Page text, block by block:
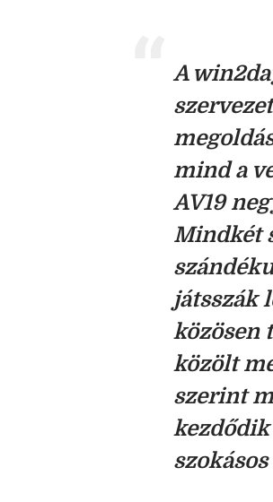
A
mind a
AV19
Mindkét
játsszák
közösen
közölt
szerint